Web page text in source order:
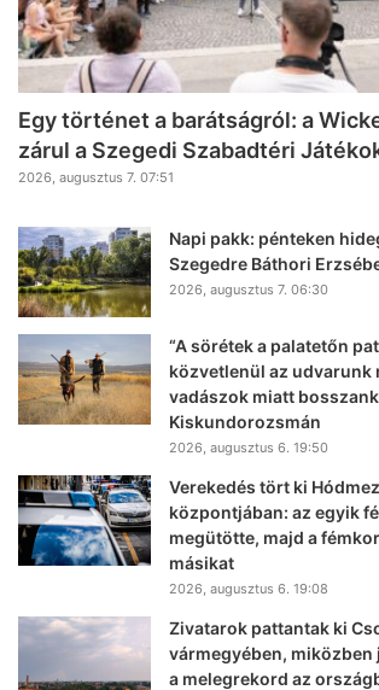
Egy történet a barátságról: a
zárul a Szegedi Szabadtéri
2026, augusztus 7. 07:51
Napi pakk: pénteken
Szegedre Báthori
2026, augusztus 7. 06:30
“A sörétek a palatetőn
közvetlenül az udvarunk
vadászok miatt
Kiskundorozsmán
2026, augusztus 6. 19:50
Verekedés tört ki
központjában: az egyik
megütötte, majd a
másikat
2026, augusztus 6. 19:08
Zivatarok pattantak ki
vármegyében,
a melegrekord az